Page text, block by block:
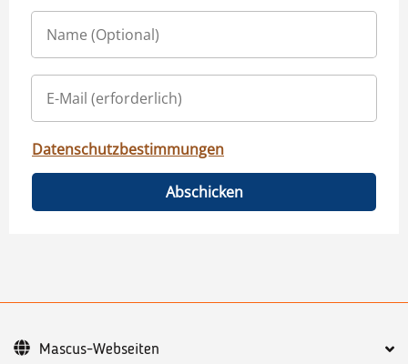
Datenschutzbestimmungen
Abschicken
Mascus-Webseiten